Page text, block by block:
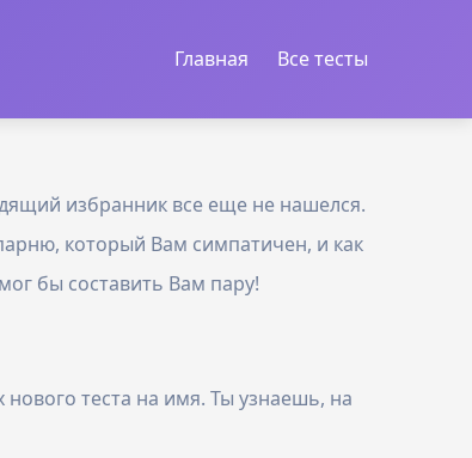
Главная Все тесты
избранник все еще не нашелся.
который Вам симпатичен, и как
бы составить Вам пару!
теста на имя. Ты узнаешь, на